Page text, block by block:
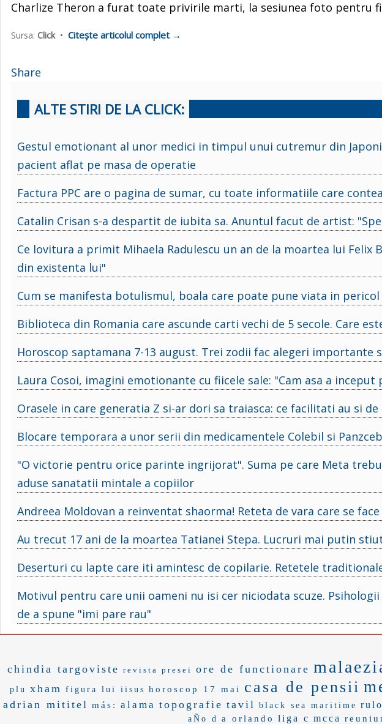
Charlize Theron a furat toate privirile marti, la sesiunea foto pentru
Sursa: Click• Citește articolul complet →
Share
ALTE STIRI DE LA CLICK:
Gestul emotionant al unor medici in timpul unui cutremur din
pacient aflat pe masa de operatie
Factura PPC are o pagina de sumar, cu toate informatiile care
Catalin Crisan s-a despartit de iubita sa. Anuntul facut de artist:
Ce lovitura a primit Mihaela Radulescu un an de la moartea lui
din existenta lui"
Cum se manifesta botulismul, boala care poate pune viata in pericol
Biblioteca din Romania care ascunde carti vechi de 5 secole. Care
Horoscop saptamana 7-13 august. Trei zodii fac alegeri importante
Laura Cosoi, imagini emotionante cu fiicele sale: "Cam asa a inceput
Orasele in care generatia Z si-ar dori sa traiasca: ce facilitati au si
Blocare temporara a unor serii din medicamentele Colebil si
"O victorie pentru orice parinte ingrijorat". Suma pe care Meta
aduse sanatatii mintale a copiilor
Andreea Moldovan a reinventat shaorma! Reteta de vara care se
Au trecut 17 ani de la moartea Tatianei Stepa. Lucruri mai putin
Deserturi cu lapte care iti amintesc de copilarie. Retetele
Motivul pentru care unii oameni nu isi cer niciodata scuze.
de a spune "imi pare rau"
chindia targoviste revista presei ore de functionare
plu xham figura lui iisus horoscop 17 mai casa de pensii
adrian mititel más: alama topografie tavil black sea maritime
aÑo d
a orlando liga c mcca